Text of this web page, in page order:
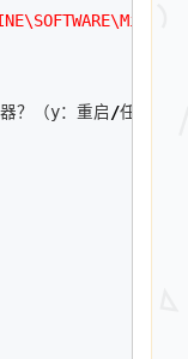
？（y：重启 /任意键